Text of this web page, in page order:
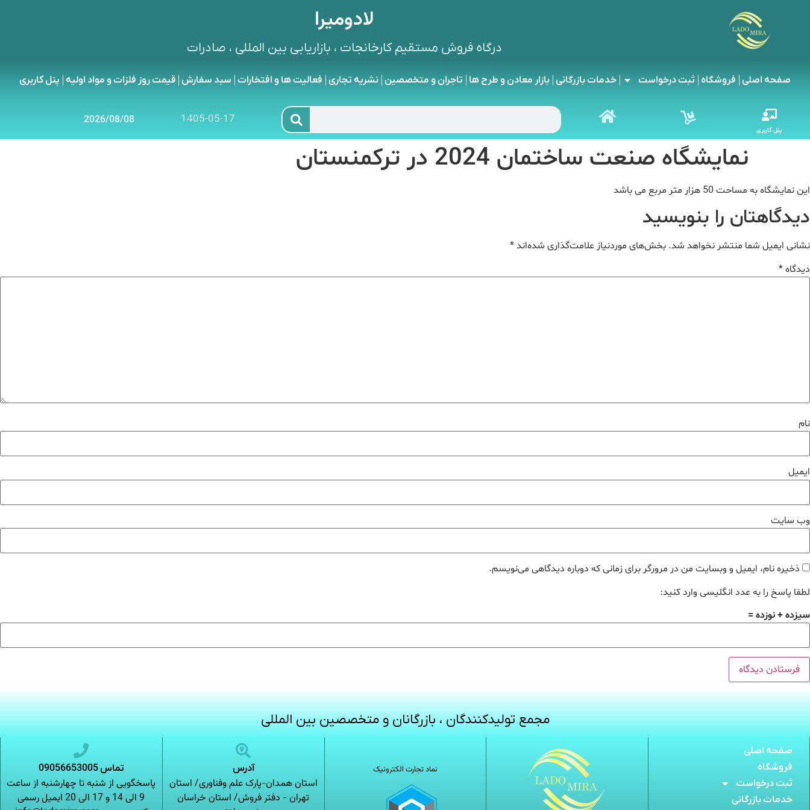
لادومیرا
درگاه فروش مستقیم کارخانجات ، بازاریابی بین المللی ، صادرات
صفحه اصلی فروشگاه ثبت درخواست خدمات بازرگانی بازار معادن و طرح ها تاجران و متخصصین نشریه تجاری فعالیت ها و افتخارات سبد سفارش قیمت روز فلزات و مواد اولیه پنل کاربری
پنل کاربری
1405-05-17
2026/08/08
نمایشگاه صنعت ساختمان 2024 در ترکمنستان
این نمایشگاه به مساحت 50 هزار متر مربع می باشد
دیدگاهتان را بنویسید
نشانی ایمیل شما منتشر نخواهد شد. بخش‌های موردنیاز علامت‌گذاری شده‌اند*
دیدگاه*
نام
ایمیل
وب‌ سایت
ذخیره نام، ایمیل و وبسایت من در مرورگر برای زمانی که دوباره دیدگاهی می‌نویسم.
لطفا پاسخ را به عدد انگلیسی وارد کنید:
سیزده + نوزده =
مجمع تولیدکنندگان ، بازرگانان و متخصصین بین المللی
صفحه اصلی
فروشگاه
ثبت درخواست
خدمات بازرگانی
نماد تجارت الکترونیک آدرس
استان همدان-پارک علم وفناوری/ استان
تهران - دفتر فروش/ استان خراسان
تماس 09056653005
پاسخگویی از شنبه تا چهارشنبه از ساعت
9 الی 14 و 17 الی 20 ایمیل رسمی